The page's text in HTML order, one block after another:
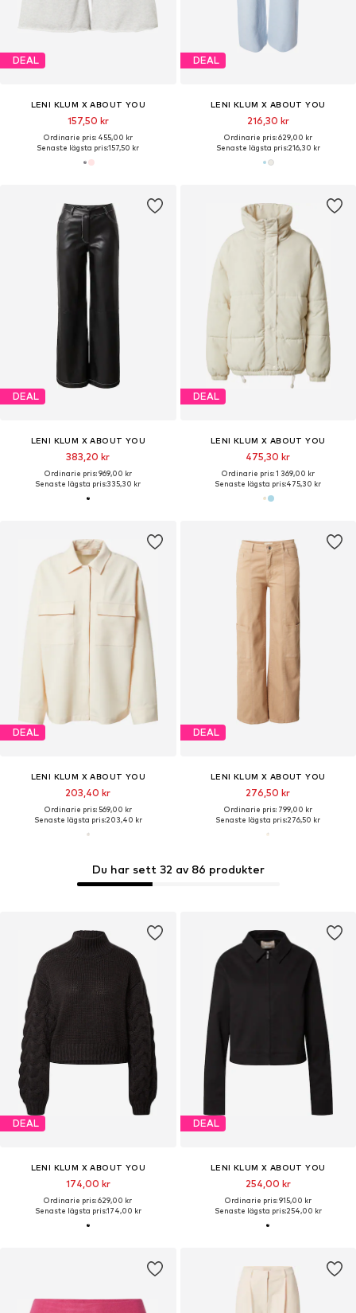
DEAL
LENI KLUM X ABOUT YOU
157,50 kr
Ordinarie pris: 455,00 kr
Senaste lägsta pris:157,50 kr
DEAL
LENI KLUM X ABOUT YOU
216,30 kr
Ordinarie pris: 629,00 kr
Senaste lägsta pris:216,30 kr
Du har sett 32 av 86 produkter
DEAL
LENI KLUM X ABOUT YOU
383,20 kr
Ordinarie pris: 969,00 kr
Senaste lägsta pris:335,30 kr
DEAL
LENI KLUM X ABOUT YOU
475,30 kr
Ordinarie pris: 1 369,00 kr
Senaste lägsta pris:475,30 kr
DEAL
LENI KLUM X ABOUT YOU
203,40 kr
Ordinarie pris: 569,00 kr
Senaste lägsta pris:203,40 kr
DEAL
LENI KLUM X ABOUT YOU
276,50 kr
Ordinarie pris: 799,00 kr
Senaste lägsta pris:276,50 kr
DEAL
LENI KLUM X ABOUT YOU
174,00 kr
Ordinarie pris: 629,00 kr
Senaste lägsta pris:174,00 kr
DEAL
LENI KLUM X ABOUT YOU
254,00 kr
Ordinarie pris: 915,00 kr
Senaste lägsta pris:254,00 kr